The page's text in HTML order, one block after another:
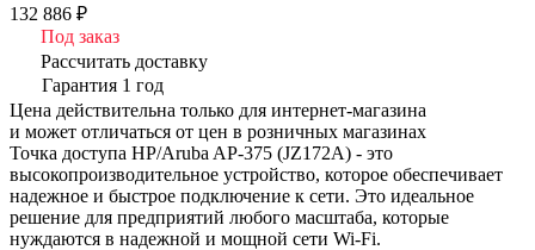
132 886 ₽
Под заказ
Рассчитать доставку
Гарантия 1 год
Цена действительна только для интернет-магазина
и может отличаться от цен в розничных магазинах
Точка доступа HP/Aruba AP-375 (JZ172A) - это
высокопроизводительное устройство, которое обеспечивает
надежное и быстрое подключение к сети. Это идеальное
решение для предприятий любого масштаба, которые
нуждаются в надежной и мощной сети Wi-Fi.